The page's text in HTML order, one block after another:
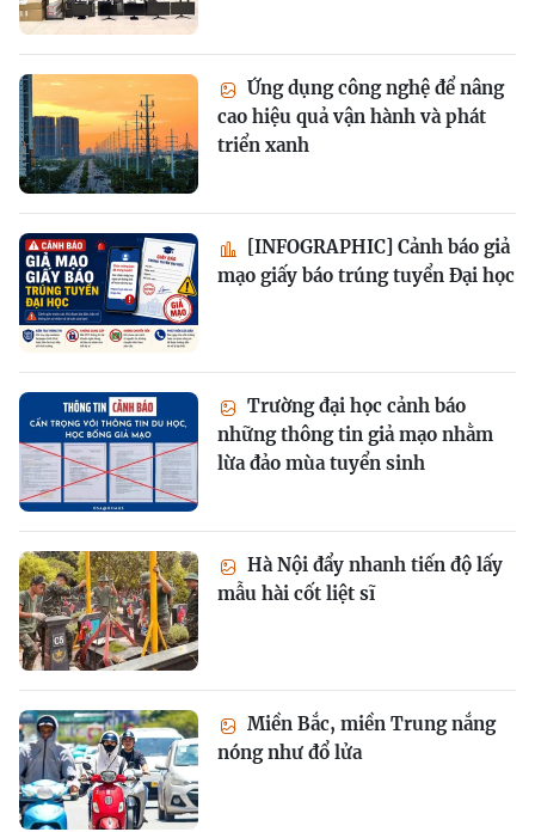
Ứng dụng công nghệ để nâng
cao hiệu quả vận hành và phát
triển xanh
[INFOGRAPHIC] Cảnh báo giả
mạo giấy báo trúng tuyển Đại học
Trường đại học cảnh báo
những thông tin giả mạo nhằm
lừa đảo mùa tuyển sinh
Hà Nội đẩy nhanh tiến độ lấy
mẫu hài cốt liệt sĩ
Miền Bắc, miền Trung nắng
nóng như đổ lửa